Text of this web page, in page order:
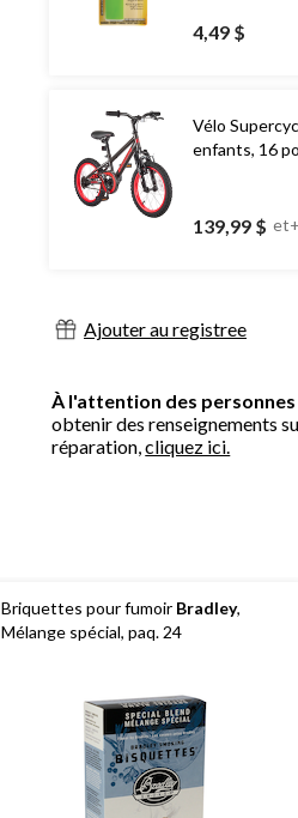
4,49 $
Vélo
enfants, 16 po
139,99 $ et+
Ajouter au registree
À l'attention des
obtenir des renseignements
réparation,cliquez ici.
Briquettes pour fumoir Bradley,
Mélange spécial, paq. 24